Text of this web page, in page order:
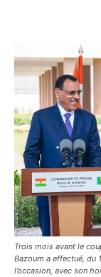
Trois mois avant le
Bazoum a effectué, du
l’occasion, avec son